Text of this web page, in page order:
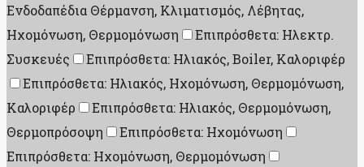
Ενδοδαπέδια Θέρμανση, Κλιματισμός, Λέβητας,
Ηχομόνωση, Θερμομόνωση
Επιπρόσθετα: Ηλεκτρ.
Συσκευές
Επιπρόσθετα: Ηλιακός, Boiler, Καλοριφέρ
Επιπρόσθετα: Ηλιακός, Ηχομόνωση, Θερμομόνωση,
Καλοριφέρ
Επιπρόσθετα: Ηλιακός, Θερμομόνωση,
Θερμοπρόσοψη
Επιπρόσθετα: Ηχομόνωση
Επιπρόσθετα: Ηχομόνωση, Θερμομόνωση